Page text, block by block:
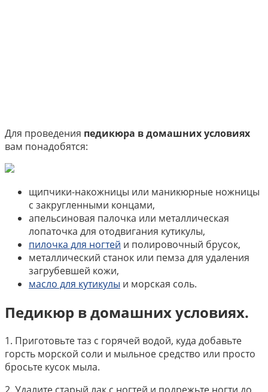
Для проведения педикюра в домашних условиях
вам понадобятся:
щипчики-накожницы или маникюрные ножницы
с закругленными концами,
апельсиновая палочка или металлическая
лопаточка для отодвигания кутикулы,
пилочка для ногтей и полировочный брусок,
металлический станок или пемза для удаления
загрубевшей кожи,
масло для кутикулы и морская соль.
Педикюр в домашних условиях.
1. Приготовьте таз с горячей водой, куда добавьте
горсть морской соли и мыльное средство или просто
бросьте кусок мыла.